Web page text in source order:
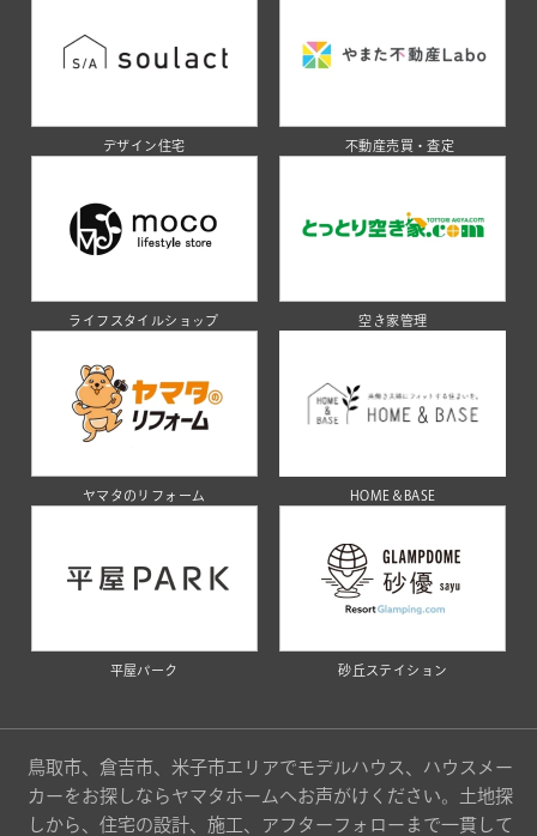
デザイン住宅 不動産売買・査定
ライフスタイルショップ 空き家管理
ヤマタのリフォーム HOME＆BASE
平屋パーク 砂丘ステイション
鳥取市、倉吉市、米子市エリアでモデルハウス、ハウスメー
カーをお探しならヤマタホームへお声がけください。土地探
しから、住宅の設計、施工、アフターフォローまで一貫して